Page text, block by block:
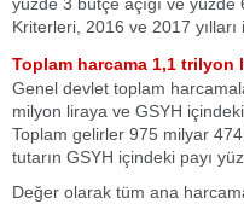
Kriterleri, 2016 ve 2017 yılları
Toplam harcama 1,1 trilyon
Genel devlet toplam
milyon liraya ve GSYH
Toplam gelirler 975 milyar
tutarın GSYH içindeki payı
Değer olarak tüm ana